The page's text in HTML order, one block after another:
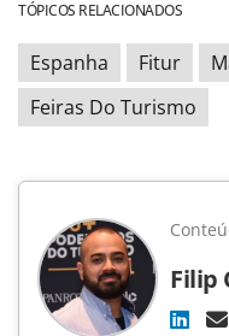
TÓPICOS RELACIONADOS
Espanha Fitur
Feiras Do Turismo
Filip